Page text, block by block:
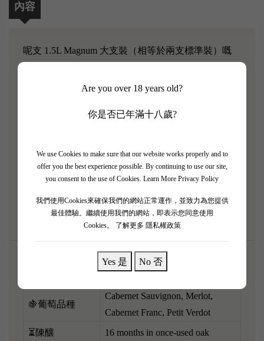
Are you over 18 years old?
你是否已年滿十八歲?
We use Cookies to make sure that our website works properly and to
offer you the best experience possible. By continuing to use our site,
you consent to the use of Cookies. Learn More Privacy Policy
我們使用Cookies來確保我們的網站正常運作，並致力為您提供
最佳體驗。繼續使用我們的網站，即表示您同意使用
Cookies。
了解更多 隱私權政策
Yes 是 No 否
內容
呢支 1.5L Magnum 大支裝（相等於兩支標準裝）嘅
2018 係波爾多熟到爆燈嘅大年份，果味極度豐滿。
爆發力！酒色深邃，濃郁嘅黑車厘子果醬、黑布冧，
湃。口感極度油潤，單寧海量但打磨得似絲絨咁滑。
呢支巨無霸充滿現代感同陽剛氣息，配搭鐵板黑椒和
牛或者炭燒羊架，霸氣嘅肉香同酒香互相衝擊，大排
筵席極具体面！
🍇葡萄品種
Cabernet Sauvignon, Merlot,
Cabernet Franc, Petit Verdot
⏳陳釀 16 months in once-used oak